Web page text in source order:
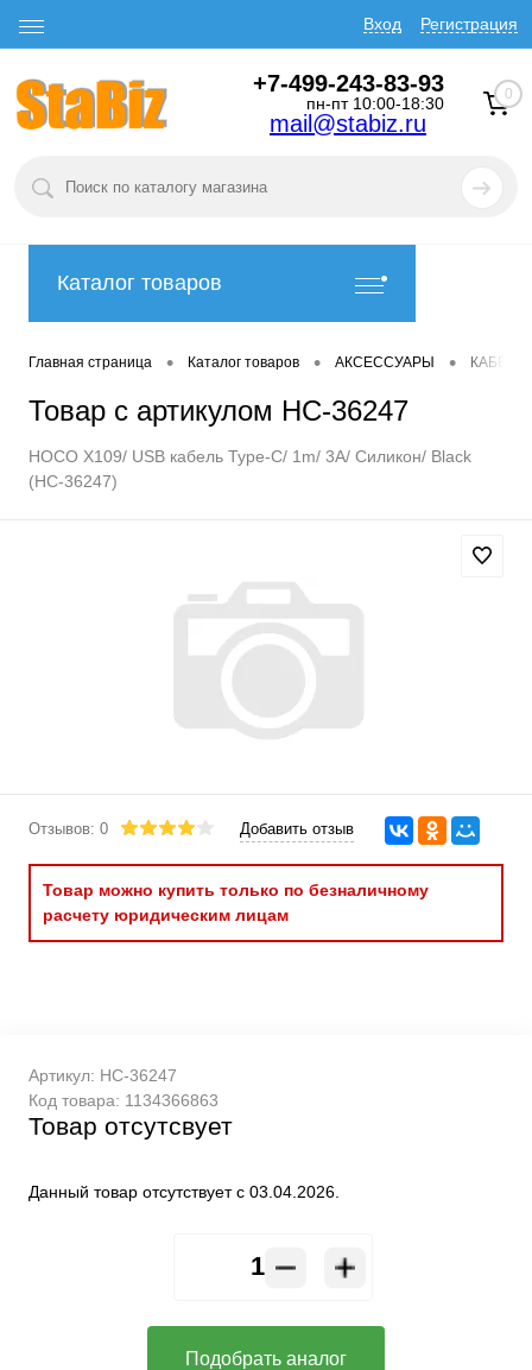
Вход Регистрация
+7-499-243-83-93
пн-пт 10:00-18:30
mail@stabiz.ru
0
Каталог товаров
Главная страница • Каталог товаров • АКСЕССУАРЫ •
Товар с артикулом HC-36247
HOCO X109/ USB кабель Type-C/ 1m/ 3A/ Силикон/ Black
(HC-36247)
Отзывов: 0 Добавить отзыв
Товар можно купить только по безналичному
расчету юридическим лицам
Артикул: HC-36247
Код товара: 1134366863
Товар отсутсвует
Данный товар отсутствует с 03.04.2026.
Подобрать аналог